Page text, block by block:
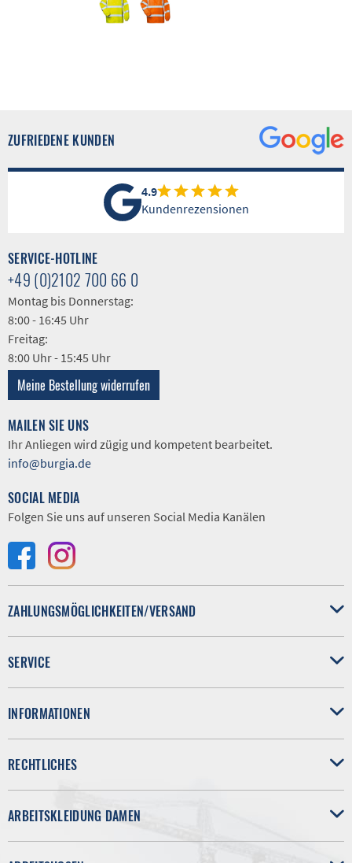
ZUFRIEDENE KUNDEN
4.9
Kundenrezensionen
SERVICE-HOTLINE
+49 (0)2102 700 66 0
Montag bis Donnerstag:
8:00 - 16:45 Uhr
Freitag:
8:00 Uhr - 15:45 Uhr
Meine Bestellung widerrufen
MAILEN SIE UNS
Ihr Anliegen wird zügig und kompetent bearbeitet.
info@burgia.de
SOCIAL MEDIA
Folgen Sie uns auf unseren Social Media Kanälen
ZAHLUNGSMÖGLICHKEITEN/VERSAND
SERVICE
INFORMATIONEN
RECHTLICHES
ARBEITSKLEIDUNG DAMEN